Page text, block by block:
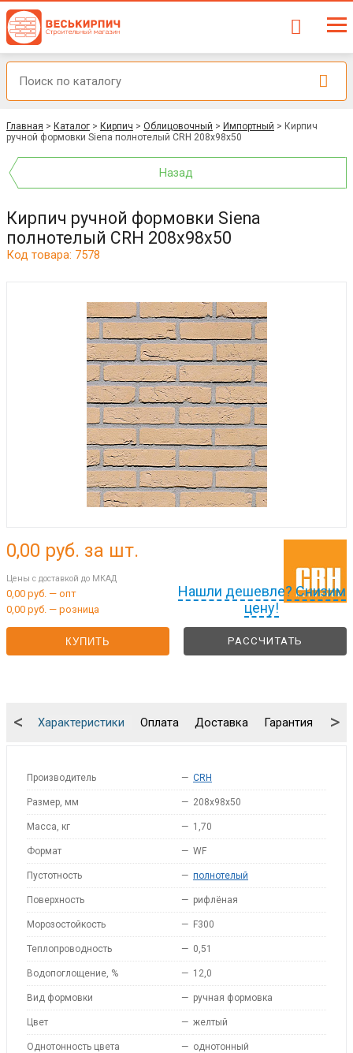
Главная > Каталог > Кирпич > Облицовочный > Импортный > Кирпич
ручной формовки Siena полнотелый CRH 208x98x50
Назад
Кирпич ручной формовки Siena
полнотелый CRH 208x98x50
Код товара: 7578
Нашли дешевле? Снизим
цену!
0,00 руб. за шт.
Цены с доставкой до МКАД
0,00 руб. — опт
0,00 руб. — розница
КУПИТЬ РАССЧИТАТЬ
Характеристики Оплата Доставка Гарантия
< >
Производитель — CRH
Размер, мм — 208x98x50
Масса, кг — 1,70
Формат — WF
Пустотность — полнотелый
Поверхность — рифлёная
Морозостойкость — F300
Теплопроводность — 0,51
Водопоглощение, % — 12,0
Вид формовки — ручная формовка
Цвет — желтый
Однотонность цвета — однотонный